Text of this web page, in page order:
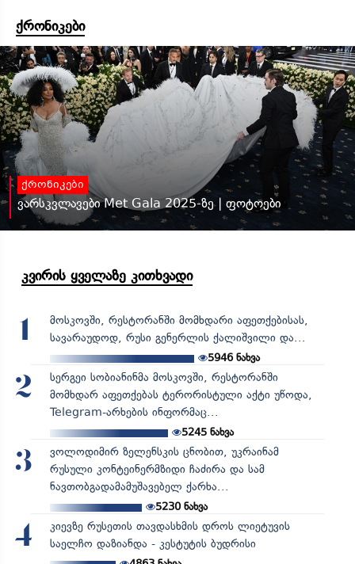
ქრონიკები
ქრონიკები
ვარსკვლავები Met Gala 2025-ზე | ფოტოები
კვირის ყველაზე კითხვადი
1
მოსკოვში, რესტორანში მომხდარი აფეთქებისას,
სავარაუდოდ, რუსი გენერლის ქალიშვილი და...
5946ნახვა
2
სერგეი სობიანინმა მოსკოვში, რესტორანში
მომხდარ აფეთქებას ტერორისტული აქტი უწოდა,
Telegram-არხების ინფორმაც...
5245ნახვა
3
ვოლოდიმირ ზელენსკის ცნობით, უკრაინამ
რუსული კონტეინერმზიდი ჩაძირა და სამ
ნავთობგადამამუშავებელ ქარხა...
5230ნახვა
4
კიევზე რუსეთის თავდასხმის დროს ლიეტუვის
საელჩო დაზიანდა - კესტუტის ბუდრისი